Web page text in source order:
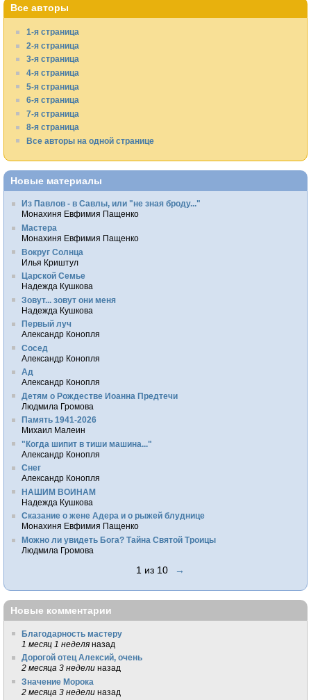
Все авторы
1-я страница
2-я страница
3-я страница
4-я страница
5-я страница
6-я страница
7-я страница
8-я страница
Все авторы на одной странице
Новые материалы
Из Павлов - в Савлы, или "не зная броду..."
Монахиня Евфимия Пащенко
Мастера
Монахиня Евфимия Пащенко
Вокруг Солнца
Илья Криштул
Царской Семье
Надежда Кушкова
Зовут... зовут они меня
Надежда Кушкова
Первый луч
Александр Конопля
Сосед
Александр Конопля
Ад
Александр Конопля
Детям о Рождестве Иоанна Предтечи
Людмила Громова
Память 1941-2026
Михаил Малеин
"Когда шипит в тиши машина..."
Александр Конопля
Снег
Александр Конопля
НАШИМ ВОИНАМ
Надежда Кушкова
Сказание о жене Адера и о рыжей блуднице
Монахиня Евфимия Пащенко
Можно ли увидеть Бога? Тайна Святой Троицы
Людмила Громова
1 из 10 →
Новые комментарии
Благодарность мастеру
1 месяц 1 неделя назад
Дорогой отец Алексий, очень
2 месяца 3 недели назад
Значение Морока
2 месяца 3 недели назад